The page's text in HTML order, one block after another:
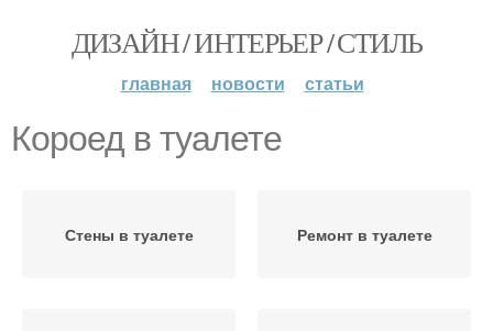
ДИЗАЙН / ИНТЕРЬЕР / СТИЛЬ
главная новости статьи
Короед в туалете
Стены в туалете Ремонт в туалете